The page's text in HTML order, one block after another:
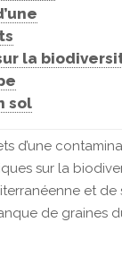
la
sol
d’une
sur la
et de
de graines